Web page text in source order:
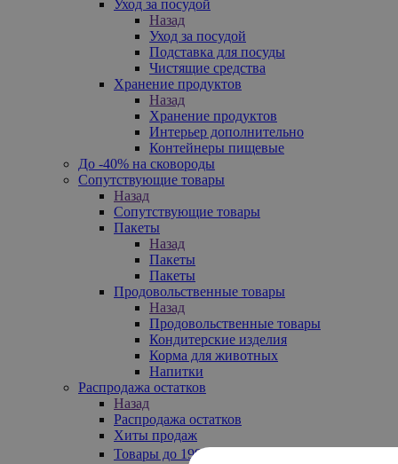
Уход за посудой
Назад
Уход за посудой
Подставка для посуды
Чистящие средства
Хранение продуктов
Назад
Хранение продуктов
Интерьер дополнительно
Контейнеры пищевые
До -40% на сковороды
Сопутствующие товары
Назад
Сопутствующие товары
Пакеты
Назад
Пакеты
Пакеты
Продовольственные товары
Назад
Продовольственные товары
Кондитерские изделия
Корма для животных
Напитки
Распродажа остатков
Назад
Распродажа остатков
Хиты продаж
Товары до 199₽